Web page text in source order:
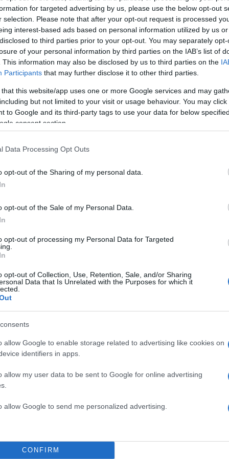
for targeted advertising by us, please use the below opt-out
selection. Please note that after your opt-out request is processed
interest-based ads based on personal information utilized by us
to third parties prior to your opt-out. You may separately
of your personal information by third parties on the IAB’s list of
This information may also be disclosed by us to third parties on the
Participants that may further disclose it to other third parties.
that this website/app uses one or more Google services and may
but not limited to your visit or usage behaviour. You may
to Google and its third-party tags to use your data for below
consent section.
Data Processing Opt Outs
opt-out of the Sharing of my personal data.
opt-out of the Sale of my Personal Data.
opt-out of processing my Personal Data for Targeted
opt-out of Collection, Use, Retention, Sale, and/or Sharing
Data that Is Unrelated with the Purposes for which it
allow Google to enable storage related to advertising like cookies on
identifiers in apps.
allow my user data to be sent to Google for online advertising
allow Google to send me personalized advertising.
CONFIRM
επιτυχία που
– έκπληξη στη
Αρσενάκος,
για το super hit
την κορυφή του
στην Ελλάδα με
στο no1 των digital
ελληνική
ιστορική νίκη της
One», ο Δημήτρης
δημιουργός
τραγούδι του
των συνθετών και
μία ακόμη
και επιτυχημένη